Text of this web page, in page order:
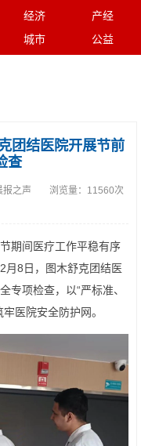
经济
产经
城市 公益
团结医院开展节前
查
报之声 浏览量： 11560次
期间医疗工作平稳有序
月8日，图木舒克团结医
专项检查，以“严标准、
医院安全防护网。